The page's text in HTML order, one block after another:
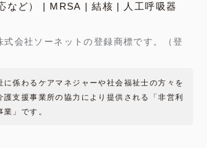
など）
MRSA 結核 人工呼吸器
式会社ソーネットの登録商標です。（登
に係わるケアマネジャーや社会福祉士の方々を
護支援事業所の協力により提供される「非営利
」です。